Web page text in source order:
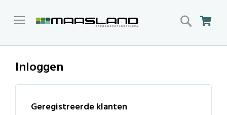
Search
Inloggen
Geregistreerde klanten